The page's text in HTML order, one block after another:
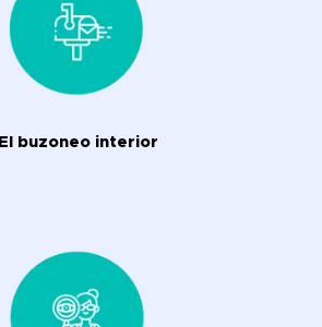
El buzoneo interior